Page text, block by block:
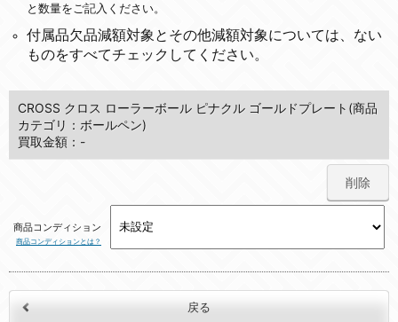
と数量をご記入ください。
付属品欠品減額対象とその他減額対象については、ない
ものをすべてチェックしてください。
CROSS クロス ローラーボール ピナクル ゴールドプレート(商品
カテゴリ：ボールペン)
買取金額：-
削除
商品コンディション
商品コンディションとは？